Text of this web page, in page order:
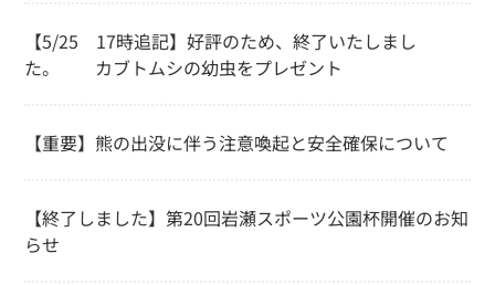
【5/25 17時追記】好評のため、終了いたしまし
た。 カブトムシの幼虫をプレゼント
【重要】熊の出没に伴う注意喚起と安全確保について
【終了しました】第20回岩瀬スポーツ公園杯開催のお知
らせ